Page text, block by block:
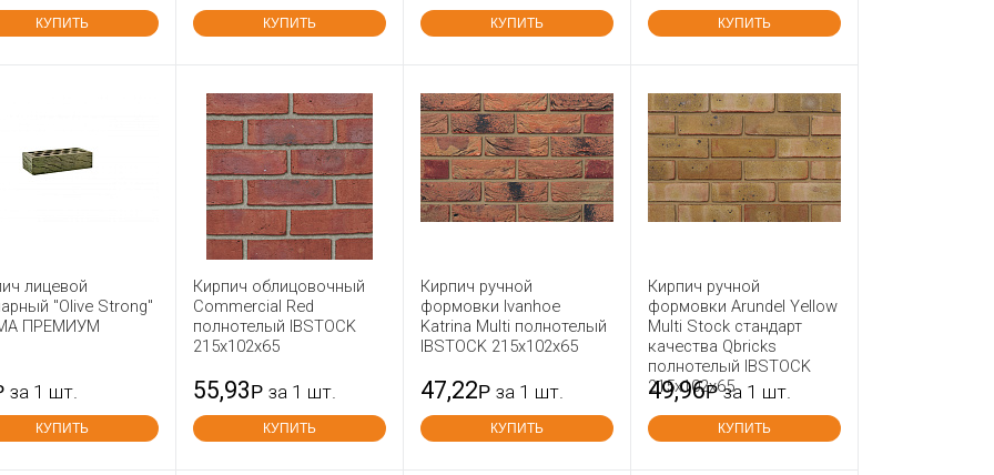
КУПИТЬ КУПИТЬ КУПИТЬ КУПИТЬ
лицевой
"Olive Strong"
ПРЕМИУМ
за 1 шт.
КУПИТЬ
Кирпич облицовочный
Commercial Red
полнотелый IBSTOCK
215x102x65
55,93Р за 1 шт.
КУПИТЬ
Кирпич ручной
формовки Ivanhoe
Katrina Multi полнотелый
IBSTOCK 215x102x65
47,22Р за 1 шт.
КУПИТЬ
Кирпич ручной
формовки Arundel Yellow
Multi Stock стандарт
качества Qbricks
полнотелый IBSTOCK
215x102x65
49,96Р за 1 шт.
КУПИТЬ